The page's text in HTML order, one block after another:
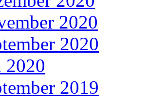
2020
2020
2020
2019